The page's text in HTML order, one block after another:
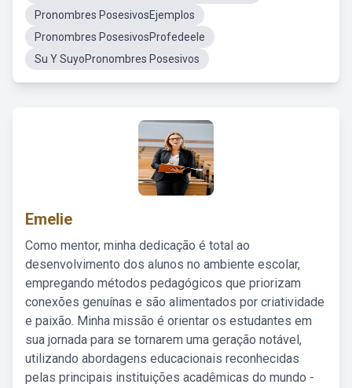
Pronombres PosesivosEjemplos
Pronombres PosesivosProfedeele
Su Y SuyoPronombres Posesivos
Emelie
Como mentor, minha dedicação é total ao
desenvolvimento dos alunos no ambiente escolar,
empregando métodos pedagógicos que priorizam
conexões genuínas e são alimentados por criatividade
e paixão. Minha missão é orientar os estudantes em
sua jornada para se tornarem uma geração notável,
utilizando abordagens educacionais reconhecidas
pelas principais instituições acadêmicas do mundo -